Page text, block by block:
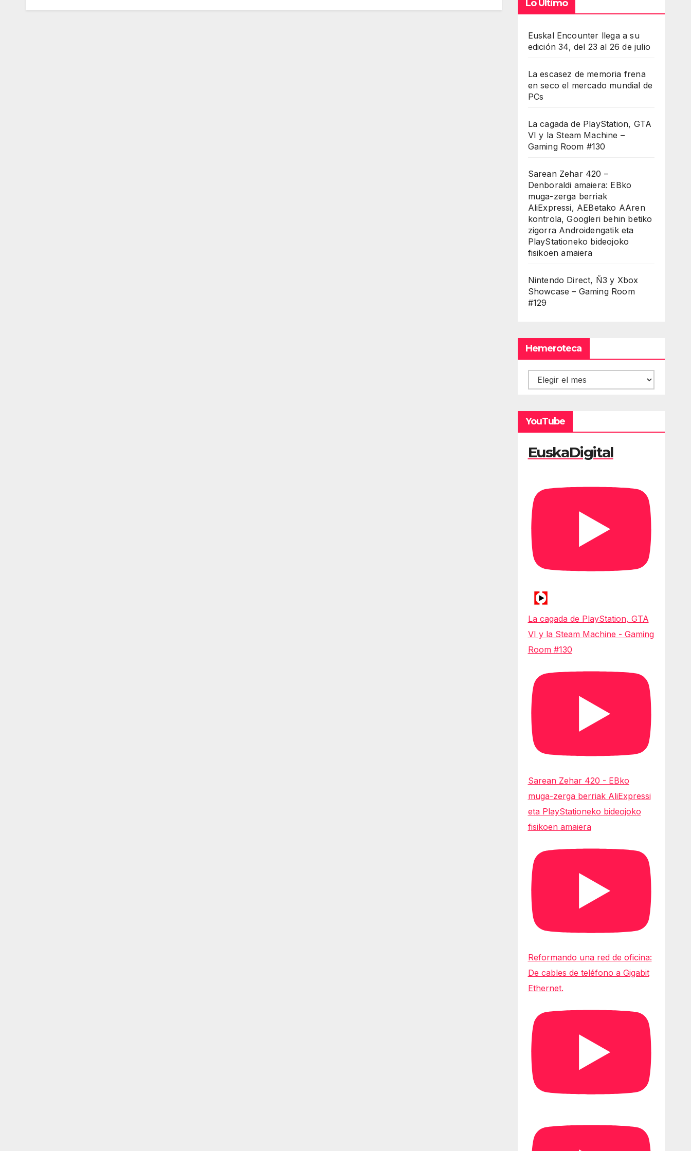
Lo Último
Euskal Encounter llega a su
edición 34, del 23 al 26 de julio
La escasez de memoria frena
en seco el mercado mundial de
PCs
La cagada de PlayStation, GTA
VI y la Steam Machine –
Gaming Room #130
Sarean Zehar 420 –
Denboraldi amaiera: EBko
muga-zerga berriak
AliExpressi, AEBetako AAren
kontrola, Googleri behin betiko
zigorra Androidengatik eta
PlayStationeko bideojoko
fisikoen amaiera
Nintendo Direct, Ñ3 y Xbox
Showcase – Gaming Room
#129
Hemeroteca
Hemeroteca
YouTube
EuskaDigital
La cagada de PlayStation, GTA
VI y la Steam Machine - Gaming
Room #130
Sarean Zehar 420 - EBko
muga-zerga berriak AliExpressi
eta PlayStationeko bideojoko
fisikoen amaiera
Reformando una red de oficina:
De cables de teléfono a Gigabit
Ethernet.